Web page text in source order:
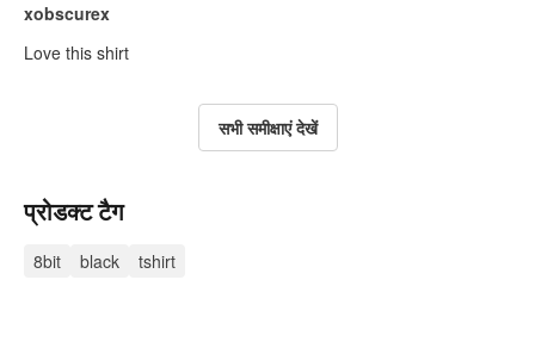
xobscurex
Love this shirt
सभी समीक्षाएं देखें
प्रोडक्ट टैग
8bit black tshirt